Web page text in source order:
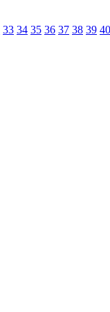
33 34 35 36 37 38 39 40